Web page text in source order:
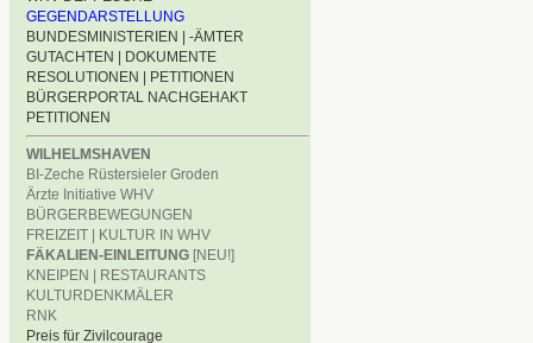
GEGENDARSTELLUNG
BUNDESMINISTERIEN | -ÄMTER
GUTACHTEN | DOKUMENTE
RESOLUTIONEN | PETITIONEN
BÜRGERPORTAL NACHGEHAKT
PETITIONEN
WILHELMSHAVEN
BI-Zeche Rüstersieler Groden
Ärzte Initiative WHV
BÜRGERBEWEGUNGEN
FREIZEIT | KULTUR IN WHV
FÄKALIEN-EINLEITUNG [NEU!]
KNEIPEN | RESTAURANTS
KULTURDENKMÄLER
RNK
Preis für Zivilcourage